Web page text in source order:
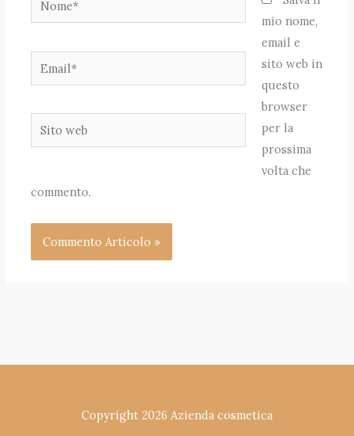
Email*
Sito
web
mio nome,
email e
sito web in
questo
browser
per la
prossima
volta che
commento.
Copyright 2026 Azienda cosmetica